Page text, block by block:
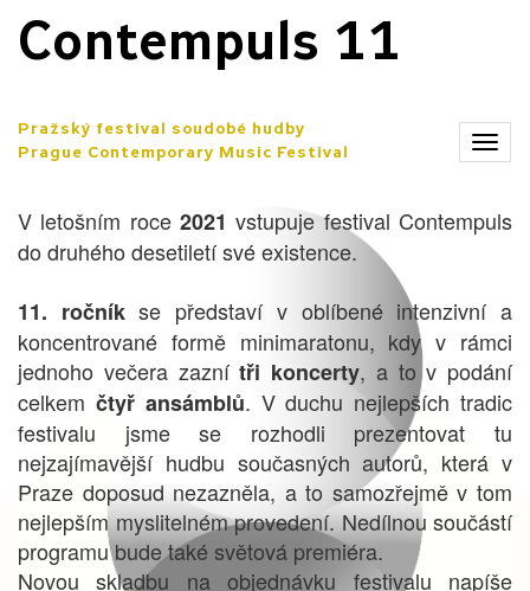
Contempuls 11
Pražský festival soudobé hudby
Prague Contemporary Music Festival
V letošním roce 2021 vstupuje festival Contempuls
do druhého desetiletí své existence.
11. ročníkse představí v oblíbené intenzivní a
koncentrované formě minimaratonu, kdy v rámci
jednoho večera zaznítři koncerty, a to v podání
celkem čtyř ansámblů. V duchu nejlepších tradic
festivalu jsme se rozhodli prezentovat tu
nejzajímavější hudbu současných autorů, která v
Praze doposud nezazněla, a to samozřejmě v tom
nejlepším myslitelném provedení. Nedílnou součástí
programu bude také světová premiéra.
Novou skladbu na objednávku festivalu napíše